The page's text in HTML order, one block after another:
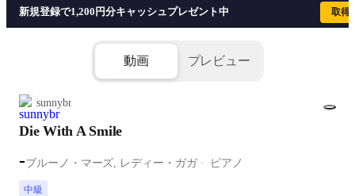
新規登録で1,200円分キャッシュプレゼント中 取得
動画 プレビュー
sunnybr
Die With A Smile
-ブルーノ・マーズ, レディー・ガガ ピアノ
中級